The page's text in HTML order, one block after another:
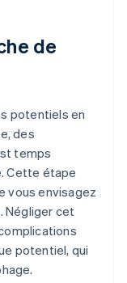
de
potentiels en
des
temps
Cette étape
vous envisagez
Négliger cet
potentiel, qui